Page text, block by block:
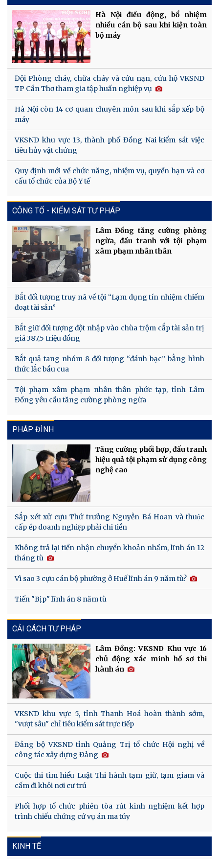
Hà Nội điều động, bổ nhiệm
nhiều cán bộ sau khi kiện toàn
bộ máy
Đội Phòng cháy, chữa cháy và cứu nạn, cứu hộ VKSND
TP Cần Thơ tham gia tập huấn nghiệp vụ
Hà Nội còn 14 cơ quan chuyên môn sau khi sắp xếp bộ
máy
VKSND khu vực 13, thành phố Đồng Nai kiểm sát việc
tiêu hủy vật chứng
Quy định mới về chức năng, nhiệm vụ, quyền hạn và cơ
cấu tổ chức của Bộ Y tế
CÔNG TỐ - KIỂM SÁT TƯ PHÁP
Lâm Đồng tăng cường phòng
ngừa, đấu tranh với tội phạm
xâm phạm nhân thân
Bắt đối tượng truy nã về tội “Lạm dụng tín nhiệm chiếm
đoạt tài sản”
Bắt giữ đối tượng đột nhập vào chùa trộm cắp tài sản trị
giá 387,5 triệu đồng
Bắt quả tang nhóm 8 đối tượng “đánh bạc” bằng hình
thức lắc bầu cua
Tội phạm xâm phạm nhân thân phức tạp, tỉnh Lâm
Đồng yêu cầu tăng cường phòng ngừa
PHÁP ĐÌNH
Tăng cường phối hợp, đấu tranh
hiệu quả tội phạm sử dụng công
nghệ cao
Sắp xét xử cựu Thứ trưởng Nguyễn Bá Hoan và thuộc
cấp ép doanh nghiệp phải chi tiền
Không trả lại tiền nhận chuyển khoản nhầm, lĩnh án 12
tháng tù
Vì sao 3 cựu cán bộ phường ở Huế lĩnh án 9 năm tù?
Tiến "Bịp" lĩnh án 8 năm tù
CẢI CÁCH TƯ PHÁP
Lâm Đồng: VKSND Khu vực 16
chủ động xác minh hồ sơ thi
hành án
VKSND khu vực 5, tỉnh Thanh Hoá hoàn thành sớm,
"vượt sâu" chỉ tiêu kiểm sát trực tiếp
Đảng bộ VKSND tỉnh Quảng Trị tổ chức Hội nghị về
công tác xây dựng Đảng
Cuộc thi tìm hiểu Luật Thi hành tạm giữ, tạm giam và
cấm đi khỏi nơi cư trú
Phối hợp tổ chức phiên tòa rút kinh nghiệm kết hợp
trình chiếu chứng cứ vụ án ma túy
KINH TẾ